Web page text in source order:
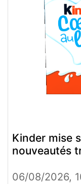
Kinder mise
nouveautés
06/08/2026,